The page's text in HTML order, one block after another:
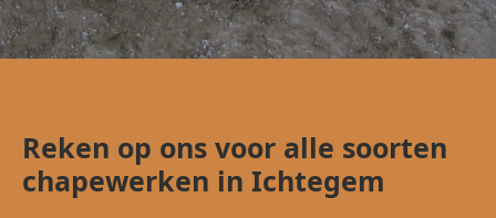
Reken op ons voor alle soorten
chapewerken in Ichtegem